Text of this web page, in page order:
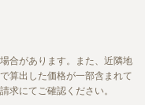
合があります。また、近隣地
算出した価格が一部含まれて
求にてご確認ください。